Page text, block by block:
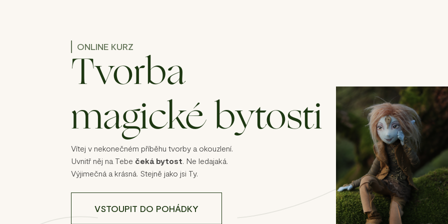
ONLINE KURZ
Tvorba
magické bytosti
Vítej v nekonečném příběhu tvorby a okouzlení.
Uvnitř něj na Tebe čeká bytost. Ne ledajaká.
Výjimečná a krásná. Stejně jako jsi Ty.
VSTOUPIT DO POHÁDKY